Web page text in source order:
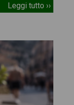
Leggi tutto ››